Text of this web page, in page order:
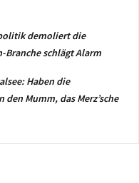
demoliert die
Branche schlägt Alarm
Haben die
Mumm, das Merz’sche